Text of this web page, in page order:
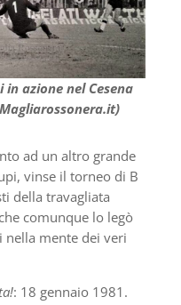
azione nel Cesena
ad un altro grande
vinse il torneo di B
della travagliata
comunque lo legò
nella mente dei veri
: 18 gennaio 1981.